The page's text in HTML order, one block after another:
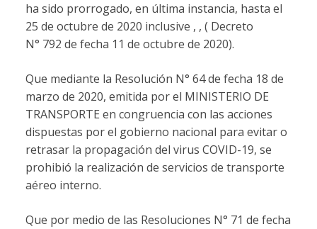
ha sido prorrogado, en última instancia, hasta el
25 de octubre de 2020 inclusive , , ( Decreto
N° 792 de fecha 11 de octubre de 2020).
Que mediante la Resolución N° 64 de fecha 18 de
marzo de 2020, emitida por el MINISTERIO DE
TRANSPORTE en congruencia con las acciones
dispuestas por el gobierno nacional para evitar o
retrasar la propagación del virus COVID-19, se
prohibió la realización de servicios de transporte
aéreo interno.
Que por medio de las Resoluciones N° 71 de fecha